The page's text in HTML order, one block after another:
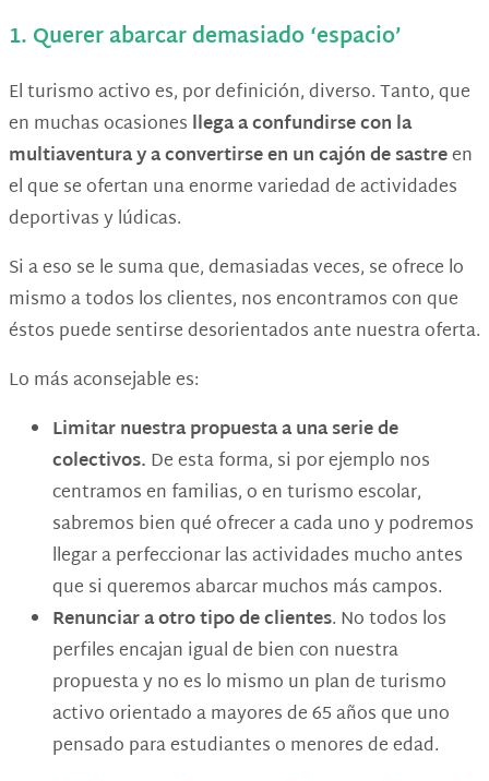
1. Querer abarcar demasiado ‘espacio’
El turismo activo es, por definición, diverso. Tanto, que
en muchas ocasiones llega a confundirse con la
multiaventura y a convertirse en un cajón de sastreen
el que se ofertan una enorme variedad de actividades
deportivas y lúdicas.
Si a eso se le suma que, demasiadas veces, se ofrece lo
mismo a todos los clientes, nos encontramos con que
éstos puede sentirse desorientados ante nuestra oferta.
Lo más aconsejable es:
Limitar nuestra propuesta a una serie de
colectivos. De esta forma, si por ejemplo nos
centramos en familias, o en turismo escolar,
sabremos bien qué ofrecer a cada uno y podremos
llegar a perfeccionar las actividades mucho antes
que si queremos abarcar muchos más campos.
Renunciar a otro tipo de clientes. No todos los
perfiles encajan igual de bien con nuestra
propuesta y no es lo mismo un plan de turismo
activo orientado a mayores de 65 años que uno
pensado para estudiantes o menores de edad.